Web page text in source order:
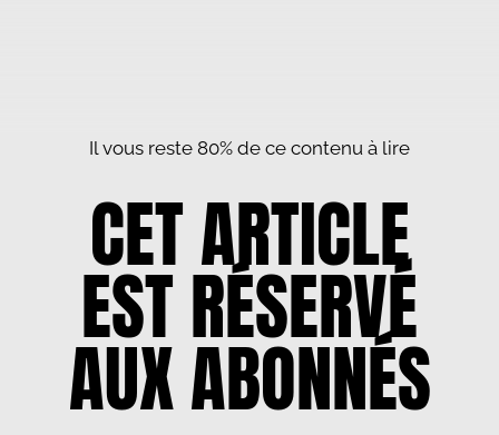
Il vous reste 80% de ce contenu à lire
CET ARTICLE
EST RÉSERVÉ
AUX ABONNÉS